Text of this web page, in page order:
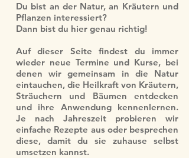
Du bist an der Natur, an Kräutern und
Pflanzen interessiert?
Dann bist du hier genau richtig!
Auf dieser Seite findest du immer
wieder neue Termine und Kurse, bei
denen wir gemeinsam in die Natur
eintauchen, die Heilkraft von Kräutern,
Sträuchern und Bäumen entdecken
und ihre Anwendung kennenlernen.
Je nach Jahreszeit probieren wir
einfache Rezepte aus oder besprechen
diese, damit du sie zuhause selbst
umsetzen kannst.